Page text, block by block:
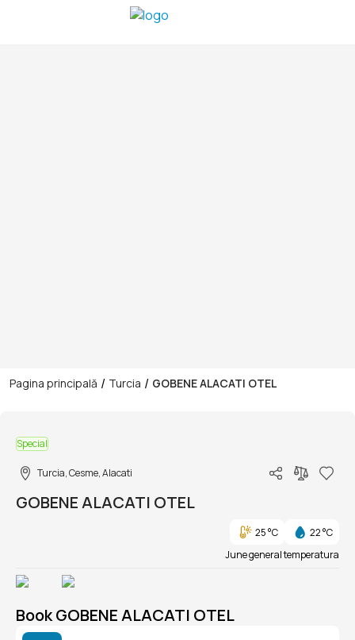
Pagina principală / Turcia / GOBENE ALACATI OTEL
Special
Turcia, Cesme, Alacati
GOBENE ALACATI OTEL
25 °C
22 °C
June general temperatura
Book GOBENE ALACATI OTEL